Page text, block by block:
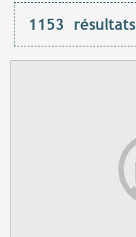
1153 résultats